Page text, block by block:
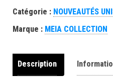
Catégorie : NOUVEAUTÉS
Marque : MEIA COLLECTION
Description